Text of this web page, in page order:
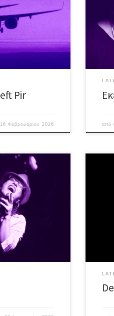
Το δυναμικό
περιήγηση,
Cave, από τον Neil
Jam και τον Bob
Pir
16 Φεβρουαρίου 2026
όλοι
“Το
από
της επί σκηνής, με
το κοινό, με
Rock &
Skyllas –
Takis Metzidakis –
και